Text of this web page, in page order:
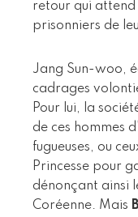
retour qui attend
prisonniers de
Jang Sun-woo,
cadrages
Pour lui, la
de ces hommes
fugueuses, ou
Princesse pour
dénonçant ainsi
Coréenne. Mais